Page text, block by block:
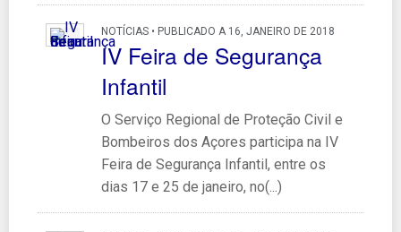
NOTÍCIAS • PUBLICADO A 16, JANEIRO DE 2018
IV Feira de Segurança
Infantil
O Serviço Regional de Proteção Civil e
Bombeiros dos Açores participa na IV
Feira de Segurança Infantil, entre os
dias 17 e 25 de janeiro, no(...)